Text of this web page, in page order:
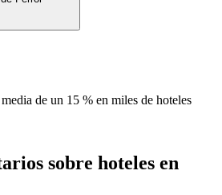
de un 15 % en miles de hoteles
sobre hoteles en